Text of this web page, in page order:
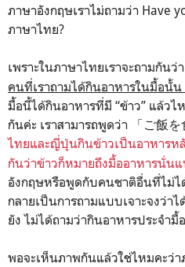
ภาษาอังกฤษเราไม่ถามว่า Have
ภาษาไทย?
เพราะในภาษาไทยเราจะถามกันว่า
คนที่เราถามได้กินอาหารในมื้อนั้น
มื้อนี้ได้กินอาหารที่มี “ข้าว” แล้ว
กันค่ะ เราสามารถพูดว่า 「ご飯を
ไทยและญี่ปุ่นกินข้าวเป็นอาหารห
กันว่าข้าวก็หมายถึงมื้ออาหารนั่นแ
อังกฤษหรือพูดกับคนชาติอื่นที่ไม่ไ
กลายเป็นการถามแบบเจาะจงว่า
ยัง ไม่ได้ถามว่ากินอาหารประจำมื้
พอจะเห็นภาพกันแล้วใช่ไหมคะว่า